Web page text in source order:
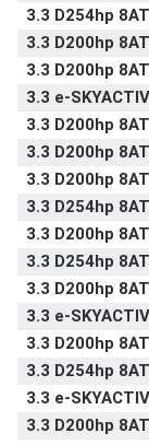
3.3 D254hp
3.3 D200hp
3.3 D200hp
3.3 e-
3.3 D200hp
3.3 D200hp
3.3 D200hp
3.3 D254hp
3.3 D200hp
3.3 D254hp
3.3 D200hp
3.3 e-
3.3 D200hp
3.3 D254hp
3.3 e-
3.3 D200hp